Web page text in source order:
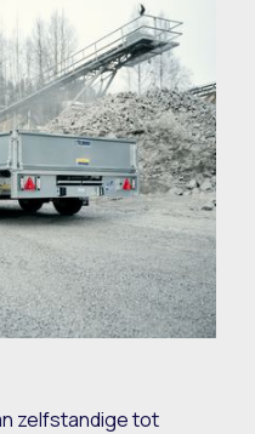
zelfstandige tot